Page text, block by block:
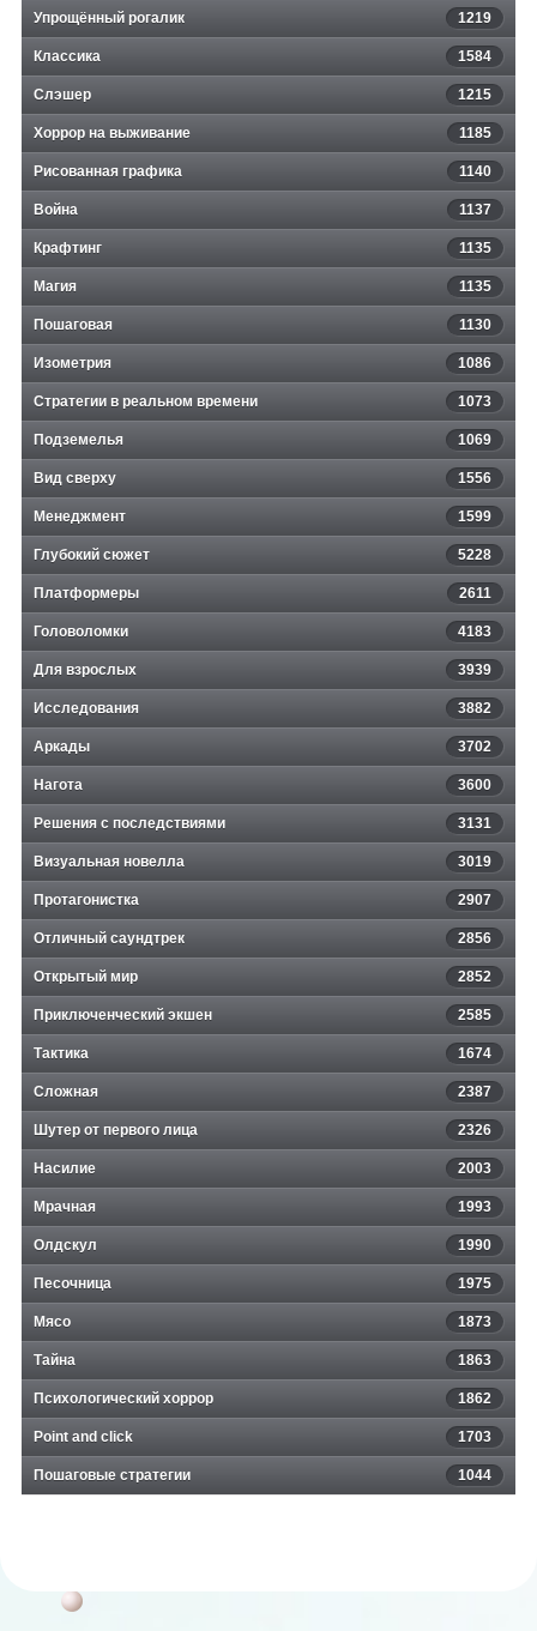
Упрощённый рогалик 1219
Классика 1584
Слэшер 1215
Хоррор на выживание 1185
Рисованная графика 1140
Война 1137
Крафтинг 1135
Магия 1135
Пошаговая 1130
Изометрия 1086
Стратегии в реальном времени 1073
Подземелья 1069
Вид сверху 1556
Менеджмент 1599
Глубокий сюжет 5228
Платформеры 2611
Головоломки 4183
Для взрослых 3939
Исследования 3882
Аркады 3702
Нагота 3600
Решения с последствиями 3131
Визуальная новелла 3019
Протагонистка 2907
Отличный саундтрек 2856
Открытый мир 2852
Приключенческий экшен 2585
Тактика 1674
Сложная 2387
Шутер от первого лица 2326
Насилие 2003
Мрачная 1993
Олдскул 1990
Песочница 1975
Мясо 1873
Тайна 1863
Психологический хоррор 1862
Point and click 1703
Пошаговые стратегии 1044